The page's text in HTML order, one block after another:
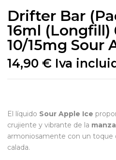
Drifter Bar
16ml (Longfill)
10/15mg Sour
14,90 € Iva
El líquido Sour Apple Ice
crujiente y vibrante de la
armoniosamente con un toque
calada.